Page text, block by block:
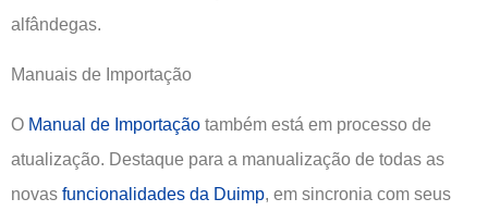
alfândegas.
Manuais de Importação
O Manual de Importação também está em processo de
atualização. Destaque para a manualização de todas as
novas funcionalidades da Duimp, em sincronia com seus